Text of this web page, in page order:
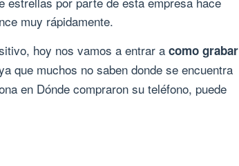
muy rápidamente.
hoy nos vamos a entrar a como grabar
que muchos no saben donde se encuentra
en Dónde compraron su teléfono, puede